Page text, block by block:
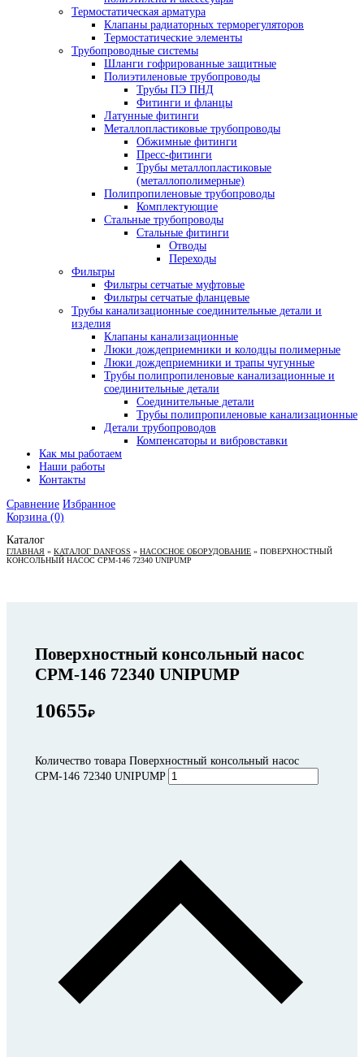
Термостатическая арматура
Клапаны радиаторных терморегуляторов
Термостатические элементы
Трубопроводные системы
Шланги гофрированные защитные
Полиэтиленовые трубопроводы
Трубы ПЭ ПНД
Фитинги и фланцы
Латунные фитинги
Металлопластиковые трубопроводы
Обжимные фитинги
Пресс-фитинги
Трубы металлопластиковые
(металлополимерные)
Полипропиленовые трубопроводы
Комплектующие
Стальные трубопроводы
Стальные фитинги
Отводы
Переходы
Фильтры
Фильтры сетчатые муфтовые
Фильтры сетчатые фланцевые
Трубы канализационные соединительные детали и
изделия
Клапаны канализационные
Люки дождеприемники и колодцы полимерные
Люки дождеприемники и трапы чугунные
Трубы полипропиленовые канализационные и
соединительные детали
Соединительные детали
Трубы полипропиленовые канализационные
Детали трубопроводов
Компенсаторы и вибровставки
Как мы работаем
Наши работы
Контакты
Сравнение Избранное
Корзина (0)
Каталог
ГЛАВНАЯ » КАТАЛОГ DANFOSS » НАСОСНОЕ ОБОРУДОВАНИЕ » ПОВЕРХНОСТНЫЙ
КОНСОЛЬНЫЙ НАСОС CPM-146 72340 UNIPUMP
Поверхностный консольный насос
CPM-146 72340 UNIPUMP
10655₽
Количество товара Поверхностный консольный насос
CPM-146 72340 UNIPUMP